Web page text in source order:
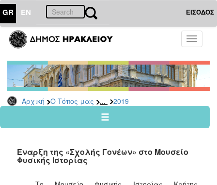
GR EN ΕΙΣΟΔΟΣ
Toggle
Αρχική Ο Τόπος μας ... 2019
ΤΟΠΟΣ
ΜΑΣ
Ανακοινώσεις
Αρχείο
2026
2024
2022
Έναρξη της «Σχολής Γονέων» στο Μουσείο
Φυσικής Ιστορίας